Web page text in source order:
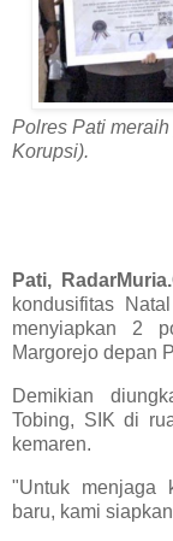
Polres Pati
Korupsi).
Pati,
kondusifitas
menyiapkan 2
Margorejo depan
Demikian
Tobing, SIK di
kemaren.
"Untuk menjaga
baru, kami